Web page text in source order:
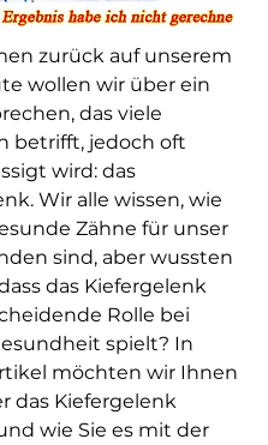
zurück auf unserem
wollen wir über ein
das viele
betrifft, jedoch oft
wird: das
Wir alle wissen, wie
Zähne für unser
sind, aber wussten
das Kiefergelenk
Rolle bei
spielt? In
möchten wir Ihnen
das Kiefergelenk
wie Sie es mit der